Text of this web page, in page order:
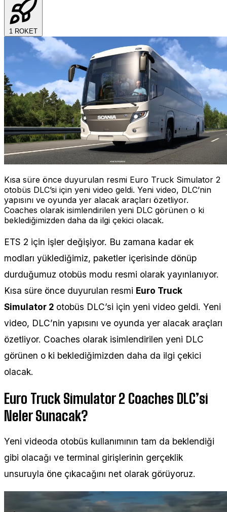
1 ROKET
Kısa süre önce duyurulan resmi Euro Truck Simulator 2
otobüs DLC’si için yeni video geldi. Yeni video, DLC’nin
yapısını ve oyunda yer alacak araçları özetliyor.
Coaches olarak isimlendirilen yeni DLC görünen o ki
beklediğimizden daha da ilgi çekici olacak.
ETS 2 için işler değişiyor. Bu zamana kadar ek
modları yüklediğimiz, paketler içerisinde dönüp
durduğumuz otobüs modu resmi olarak yayınlanıyor.
Kısa süre önce duyurulan resmi Euro Truck
Simulator 2 otobüs DLC’si için yeni video geldi. Yeni
video, DLC’nin yapısını ve oyunda yer alacak araçları
özetliyor. Coaches olarak isimlendirilen yeni DLC
görünen o ki beklediğimizden daha da ilgi çekici
olacak.
Euro Truck Simulator 2 Coaches DLC’si
Neler Sunacak?
Yeni videoda otobüs kullanımının tam da beklendiği
gibi olacağı ve terminal girişlerinin gerçeklik
unsuruyla öne çıkacağını net olarak görüyoruz.